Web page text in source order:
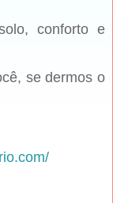
conforto e
se dermos o